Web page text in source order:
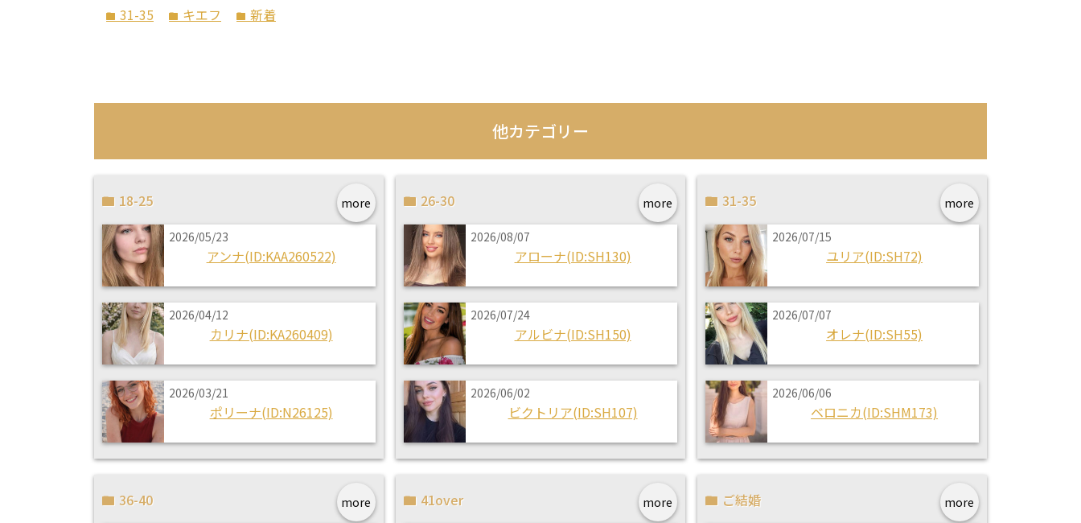
folder 31-35 folder キエフ folder 新着
他カテゴリー
more
18-25
2026/05/23
アンナ(ID:KAA260522)
2026/04/12
カリナ(ID:KA260409)
2026/03/21
ポリーナ(ID:N26125)
more
26-30
2026/08/07
アローナ(ID:SH130)
2026/07/24
アルビナ(ID:SH150)
2026/06/02
ビクトリア(ID:SH107)
more
31-35
2026/07/15
ユリア(ID:SH72)
2026/07/07
オレナ(ID:SH55)
2026/06/06
ベロニカ(ID:SHM173)
more
36-40 more
41over more
ご結婚